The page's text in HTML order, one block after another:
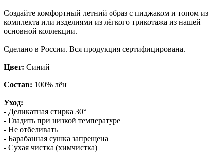
Создайте комфортный летний образ с пиджаком и топом из
комплекта или изделиями из лёгкого трикотажа из нашей
основной коллекции.
Сделано в России. Вся продукция сертифицирована.
Цвет: Синий
Состав: 100% лён
Уход:
- Деликатная стирка 30°
- Гладить при низкой температуре
- Не отбеливать
- Барабанная сушка запрещена
- Сухая чистка (химчистка)